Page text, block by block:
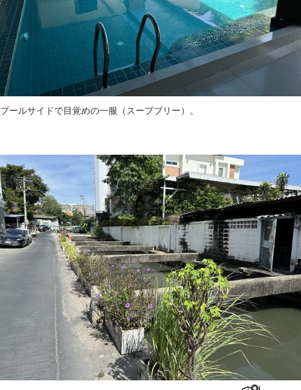
プールサイドで目覚めの一服（スープブリー）。